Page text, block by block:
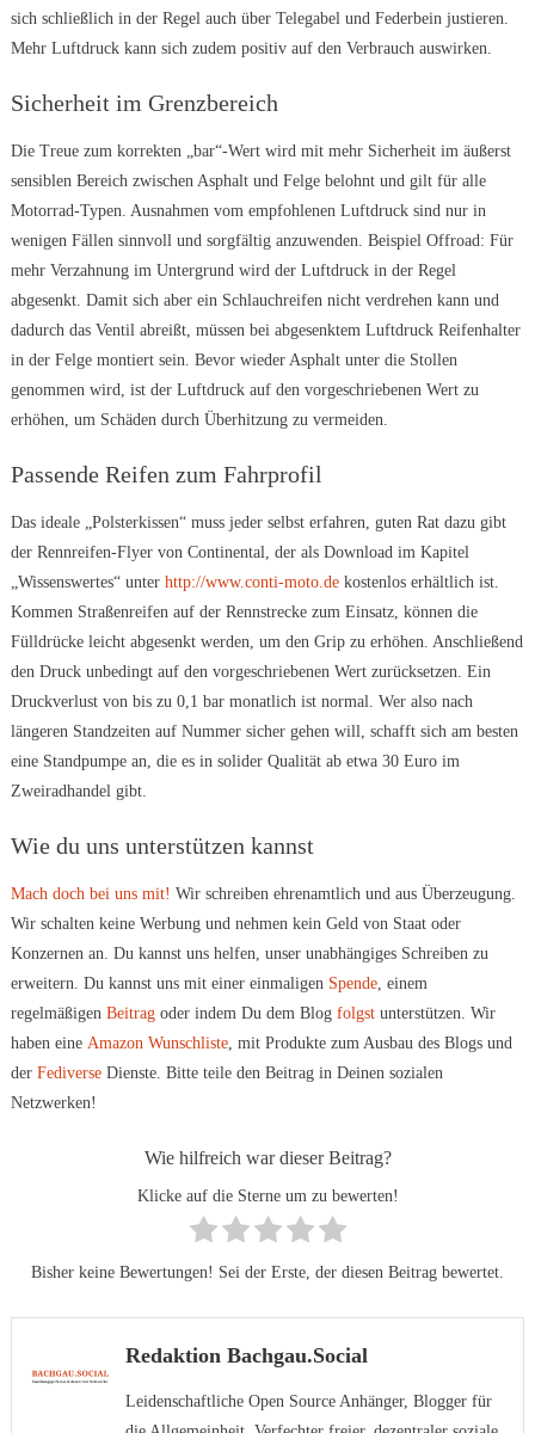
sich schließlich in der Regel auch über Telegabel und Federbein justieren.
Mehr Luftdruck kann sich zudem positiv auf den Verbrauch auswirken.
Sicherheit im Grenzbereich
Die Treue zum korrekten „bar“-Wert wird mit mehr Sicherheit im äußerst
sensiblen Bereich zwischen Asphalt und Felge belohnt und gilt für alle
Motorrad-Typen. Ausnahmen vom empfohlenen Luftdruck sind nur in
wenigen Fällen sinnvoll und sorgfältig anzuwenden. Beispiel Offroad: Für
mehr Verzahnung im Untergrund wird der Luftdruck in der Regel
abgesenkt. Damit sich aber ein Schlauchreifen nicht verdrehen kann und
dadurch das Ventil abreißt, müssen bei abgesenktem Luftdruck Reifenhalter
in der Felge montiert sein. Bevor wieder Asphalt unter die Stollen
genommen wird, ist der Luftdruck auf den vorgeschriebenen Wert zu
erhöhen, um Schäden durch Überhitzung zu vermeiden.
Passende Reifen zum Fahrprofil
Das ideale „Polsterkissen“ muss jeder selbst erfahren, guten Rat dazu gibt
der Rennreifen-Flyer von Continental, der als Download im Kapitel
„Wissenswertes“ unter http://www.conti-moto.dekostenlos erhältlich ist.
Kommen Straßenreifen auf der Rennstrecke zum Einsatz, können die
Fülldrücke leicht abgesenkt werden, um den Grip zu erhöhen. Anschließend
den Druck unbedingt auf den vorgeschriebenen Wert zurücksetzen. Ein
Druckverlust von bis zu 0,1 bar monatlich ist normal. Wer also nach
längeren Standzeiten auf Nummer sicher gehen will, schafft sich am besten
eine Standpumpe an, die es in solider Qualität ab etwa 30 Euro im
Zweiradhandel gibt.
Wie du uns unterstützen kannst
Mach doch bei uns mit! Wir schreiben ehrenamtlich und aus Überzeugung.
Wir schalten keine Werbung und nehmen kein Geld von Staat oder
Konzernen an. Du kannst uns helfen, unser unabhängiges Schreiben zu
erweitern. Du kannst uns mit einer einmaligen Spende, einem
regelmäßigen Beitragoder indem Du dem Blog folgstunterstützen. Wir
haben eine Amazon Wunschliste, mit Produkte zum Ausbau des Blogs und
der FediverseDienste. Bitte teile den Beitrag in Deinen sozialen
Netzwerken!
Wie hilfreich war dieser Beitrag?
Klicke auf die Sterne um zu bewerten!
Bisher keine Bewertungen! Sei der Erste, der diesen Beitrag bewertet.
Redaktion Bachgau.Social
Leidenschaftliche Open Source Anhänger, Blogger für